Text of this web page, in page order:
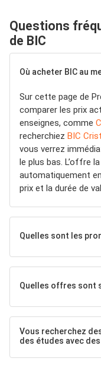
Questions
de BIC
Où acheter BIC au
Sur cette page de
comparer les prix
enseignes, comme
recherchiez BIC
vous verrez
le plus bas. L’offre
automatiquement
prix et la durée de
Quelles sont les
Quelles offres sont
Vous recherchez
des études avec